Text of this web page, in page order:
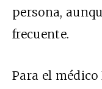
persona,
frecuente.
Para el médico